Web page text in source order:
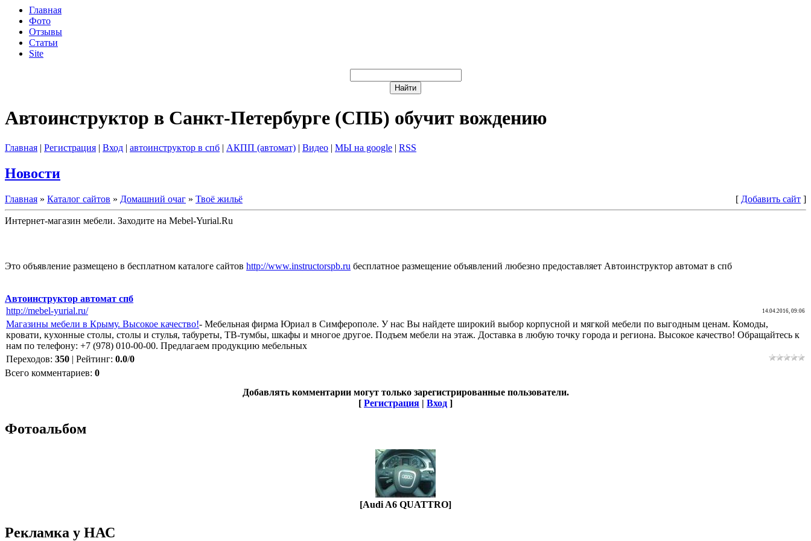
Главная
Фото
Отзывы
Статьи
Site
Автоинструктор в Санкт-Петербурге (СПБ) обучит вождению
Главная | Регистрация | Вход | автоинструктор в спб | АКПП (автомат) | Видео | МЫ на google | RSS
Новости
Главная » Каталог сайтов » Домашний очаг » Твоё жильё [ Добавить сайт ]
Интернет-магазин мебели. Заходите на Mebel-Yurial.Ru
Это объявление размещено в бесплатном каталоге сайтов http://www.instructorspb.ru бесплатное размещение объявлений любезно предоставляет Автоинструктор автомат в спб
Автоинструктор автомат спб
http://mebel-yurial.ru/
14.04.2016, 09:06
Магазины мебели в Крыму. Высокое качество!- Мебельная фирма Юриал в Симферополе. У нас Вы найдете широкий выбор корпусной и мягкой мебели по выгодным ценам. Комоды,
кровати, кухонные столы, столы и стулья, табуреты, ТВ-тумбы, шкафы и многое другое. Подъем мебели на этаж. Доставка в любую точку города и региона. Высокое качество! Обращайтесь к
нам по телефону: +7 (978) 010-00-00. Предлагаем продукцию мебельных
Переходов: 350 | Рейтинг: 0.0/0
Всего комментариев: 0
Добавлять комментарии могут только зарегистрированные пользователи.
[ Регистрация | Вход ]
Фотоальбом
[Audi A6 QUATTRO]
Рекламка у НАС